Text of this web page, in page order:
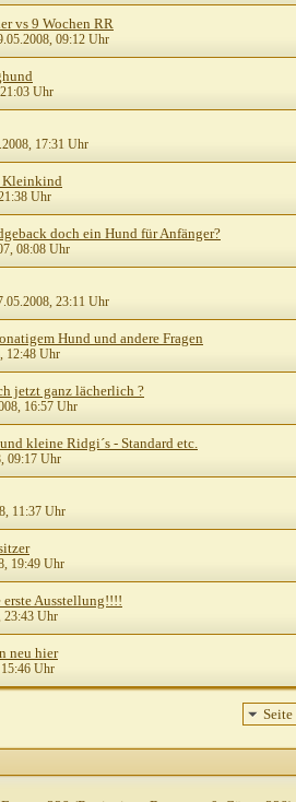
vs 9 Wochen RR
09:12 Uhr
Uhr
17:31 Uhr
Kleinkind
Uhr
doch ein Hund für Anfänger?
08:08 Uhr
23:11 Uhr
Hund und andere Fragen
12:48 Uhr
jetzt ganz lächerlich ?
16:57 Uhr
kleine Ridgi´s - Standard etc.
09:17 Uhr
11:37 Uhr
19:49 Uhr
erste Ausstellung!!!!
23:43 Uhr
neu hier
Uhr